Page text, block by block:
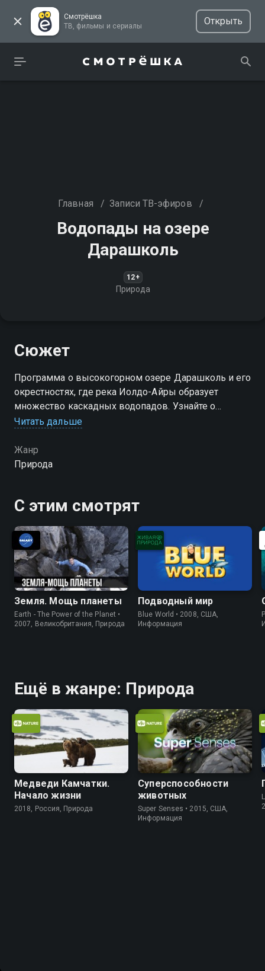
Смотрёшка
ТВ, фильмы и сериалы
Открыть
Главная / Записи ТВ-эфиров /
Водопады на озере
Дарашколь
12+
Природа
Сюжет
Программа о высокогорном озере Дарашколь и его
окрестностях, где река Иолдо-Айры образует
множество каскадных водопадов. Узнайте о
красивом водопаде, расположенном у подножия
как Хвост Павлина
Читать дальше
Жанр
Природа
С этим смотрят
Земля. Мощь планеты
Earth - The Power of the Planet •
2007, Великобритания, Природа
Подводный мир
Blue World • 2008, США,
Информация
Ещё в жанре: Природа
Медведи Камчатки.
Начало жизни
2018, Россия, Природа
Суперспособности
животных
Super Senses • 2015, США,
Информация